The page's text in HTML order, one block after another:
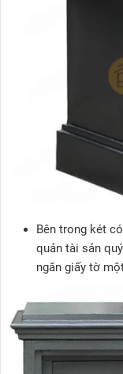
Bên trong két
quản tài sản
ngăn giấy tờ